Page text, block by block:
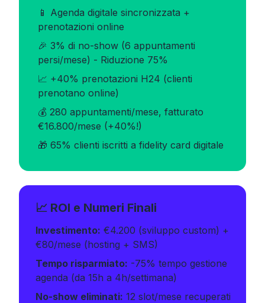
📱 Agenda digitale sincronizzata +
prenotazioni online
🎉 3% di no-show (6 appuntamenti
persi/mese) - Riduzione 75%
📈 +40% prenotazioni H24 (clienti
prenotano online)
💰 280 appuntamenti/mese, fatturato
€16.800/mese (+40%!)
🎁 65% clienti iscritti a fidelity card digitale
📈 ROI e Numeri Finali
Investimento: €4.200 (sviluppo custom) +
€80/mese (hosting + SMS)
Tempo risparmiato: -75% tempo gestione
agenda (da 15h a 4h/settimana)
No-show eliminati: 12 slot/mese recuperati